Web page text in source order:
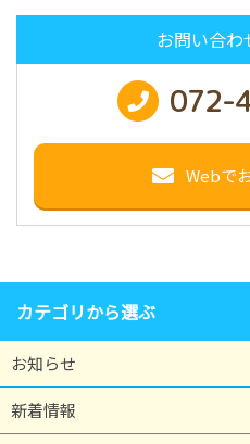
お問い合わ
072-
Webで
カテゴリから選ぶ
お知らせ
新着情報